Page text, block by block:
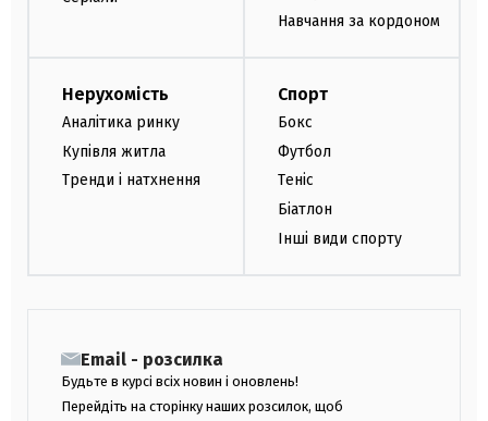
Навчання за кордоном
Нерухомість
Аналітика ринку
Купівля житла
Тренди і натхнення
Спорт
Бокс
Футбол
Теніс
Біатлон
Інші види спорту
Email - розсилка
Будьте в курсі всіх новин і оновлень!
Перейдіть на сторінку наших розсилок, щоб